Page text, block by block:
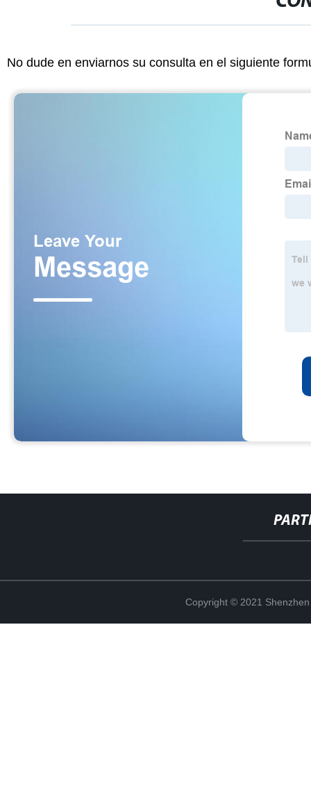
No dude en enviarnos su consulta en el siguiente
Copyright © 2021